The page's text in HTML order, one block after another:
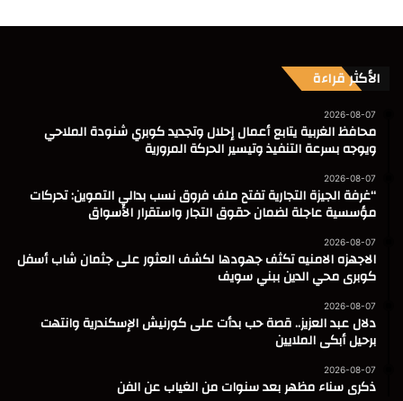
الأكثر قراءة
2026-08-07
محافظ الغربية يتابع أعمال إحلال وتجديد كوبري شنودة الملاحي
ويوجه بسرعة التنفيذ وتيسير الحركة المرورية
2026-08-07
“غرفة الجيزة التجارية تفتح ملف فروق نسب بدالي التموين: تحركات
مؤسسية عاجلة لضمان حقوق التجار واستقرار الأسواق
2026-08-07
الاجهزه الامنيه تكثف جهودها لكشف العثور على جثمان شاب أسفل
كوبرى محي الدين ببني سويف
2026-08-07
دلال عبد العزيز.. قصة حب بدأت على كورنيش الإسكندرية وانتهت
برحيل أبكى الملايين
2026-08-07
ذكرى سناء مظهر بعد سنوات من الغياب عن الفن